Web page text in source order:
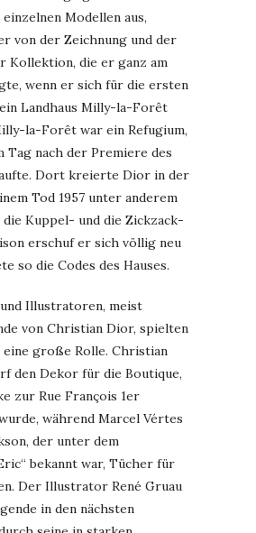
Modellen aus,
von der Zeichnung und der
Kollektion, die er ganz am
wenn er sich für die ersten
Landhaus Milly-la-Forêt
la-Forêt war ein Refugium,
Tag nach der Premiere des
Dort kreierte Dior in der
Tod 1957 unter anderem
die Kuppel- und die Zickzack-
erschuf er sich völlig neu
so die Codes des Hauses.
Illustratoren, meist
von Christian Dior, spielten
eine große Rolle. Christian
den Dekor für die Boutique,
zur Rue François 1er
während Marcel Vértes
der unter dem
bekannt war, Tücher für
Der Illustrator René Gruau
in den nächsten